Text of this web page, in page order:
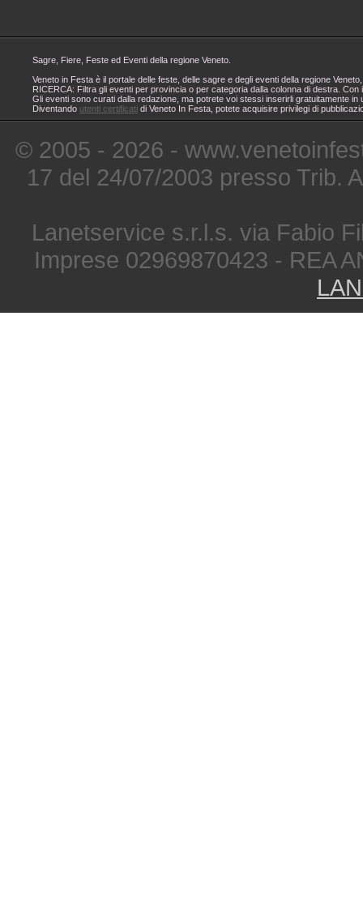
Sagre, Fiere, Feste ed Eventi della regione Veneto.
Veneto in Festa è il portale delle feste, delle sagre e degli eventi della regione
RICERCA: Filtra gli eventi per provincia o per categoria dalla colonna di destra.
Gli eventi sono curati dalla redazione, ma potrete voi stessi inserirli gratuitamente
Diventando utenti certificati di Veneto In Festa, potete acquisire privilegi di
© 2005 - 2026 -
17 del 24/07/2003 presso Trib.
Lanetservice s.r.l.s. via Fabio
Imprese 02969870423 - REA